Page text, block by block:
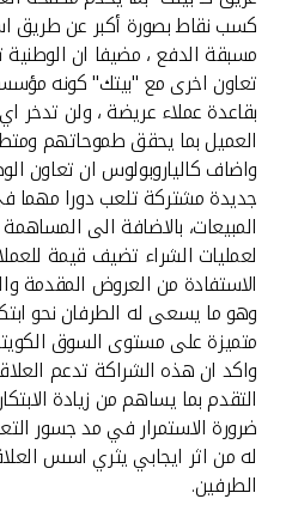
كسب نقاط بصورة أكبر عن طريق
مسبقة الدفع ، مضيفا ان
تعاون اخرى مع "بيتك" كونه
بقاعدة عملاء عريضة ، ولن
العميل بما يحقق طموحاتهم
واضاف كالياروبولوس ان تعاون
جديدة مشتركة تلعب دورا مهما
المبيعات، بالاضافة الى
لعمليات الشراء تضيف قيمة
الاستفادة من العروض المقدمة
وهو ما يسعى له الطرفان نحو
متميزة على مستوى السوق
واكد ان هذه الشراكة تدعم
التقدم بما يساهم من زيادة
ضرورة الاستمرار في مد جسور
له من اثر ايجابي يثري اسس
الطرفين.